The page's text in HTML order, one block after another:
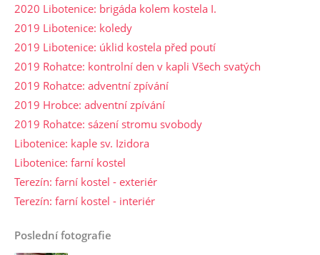
2020 Libotenice: brigáda kolem kostela I.
2019 Libotenice: koledy
2019 Libotenice: úklid kostela před poutí
2019 Rohatce: kontrolní den v kapli Všech svatých
2019 Rohatce: adventní zpívání
2019 Hrobce: adventní zpívání
2019 Rohatce: sázení stromu svobody
Libotenice: kaple sv. Izidora
Libotenice: farní kostel
Terezín: farní kostel - exteriér
Terezín: farní kostel - interiér
Poslední fotografie